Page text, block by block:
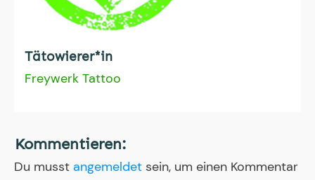
Tätowierer*in
Freywerk Tattoo
Kommentieren:
Du musst angemeldet sein, um einen Kommentar